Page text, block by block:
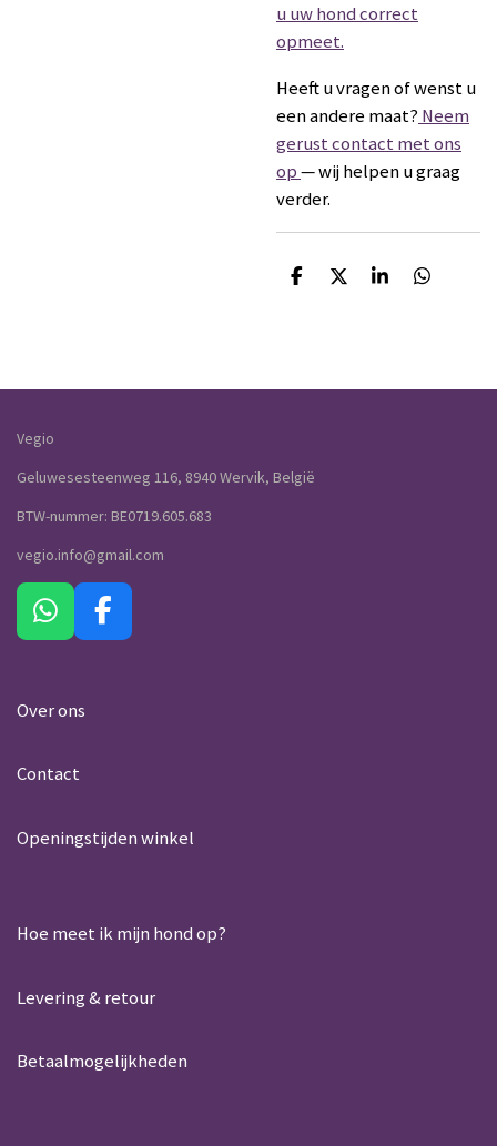
u uw hond correct
opmeet.
Heeft u vragen of wenst u
een andere maat? Neem
gerust contact met ons
op— wij helpen u graag
verder.
D
D
S
D
Vegio
Geluwesesteenweg 116, 8940 Wervik, België
BTW-nummer: BE0719.605.683
vegio.info@gmail.com
W
h
t
p
F
a
Over ons
Contact
Openingstijden winkel
Hoe meet ik mijn hond op?
Levering & retour
Betaalmogelijkheden